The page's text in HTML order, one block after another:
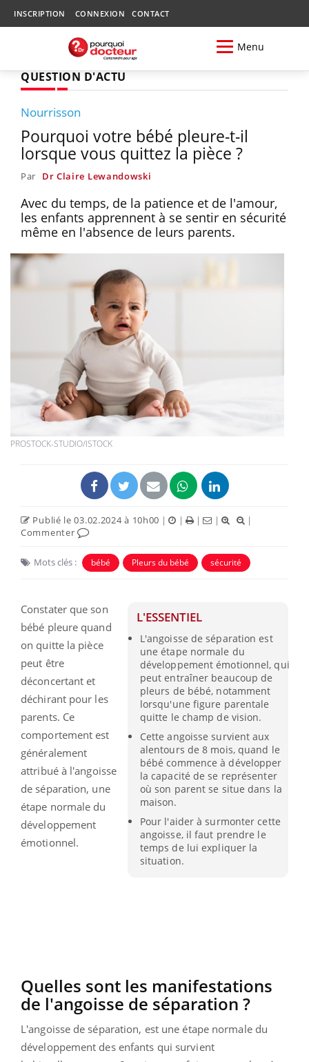
INSCRIPTION CONNEXION CONTACT
Menu
QUESTION D'ACTU
Nourrisson
Pourquoi votre bébé pleure-t-il
lorsque vous quittez la pièce ?
Par Dr Claire Lewandowski
Avec du temps, de la patience et de l'amour,
les enfants apprennent à se sentir en sécurité
même en l'absence de leurs parents.
PROSTOCK-STUDIO/ISTOCK
Publié le 03.02.2024 à 10h00 | | | |
|
Commenter
Mots clés : bébé Pleurs du bébé sécurité
L'ESSENTIEL
L'angoisse de séparation est
une étape normale du
développement émotionnel, qui
peut entraîner beaucoup de
pleurs de bébé, notamment
lorsqu'une figure parentale
quitte le champ de vision.
Cette angoisse survient aux
alentours de 8 mois, quand le
bébé commence à développer
la capacité de se représenter
où son parent se situe dans la
maison.
Pour l'aider à surmonter cette
angoisse, il faut prendre le
temps de lui expliquer la
situation.
Constater que son
bébé pleure quand
on quitte la pièce
peut être
déconcertant et
déchirant pour les
parents. Ce
comportement est
généralement
attribué à l'angoisse
de séparation, une
étape normale du
développement
émotionnel.
Quelles sont les manifestations
de l'angoisse de séparation ?
L'angoisse de séparation, est une étape normale du
développement des enfants qui survient